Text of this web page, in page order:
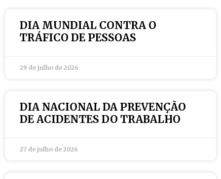
DIA MUNDIAL CONTRA O
TRÁFICO DE PESSOAS
29 de julho de 2026
DIA NACIONAL DA PREVENÇÃO
DE ACIDENTES DO TRABALHO
27 de julho de 2026